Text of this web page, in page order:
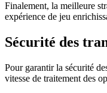
Finalement, la meilleure
expérience de jeu
Sécurité des
Pour garantir la sécurité
vitesse de traitement des